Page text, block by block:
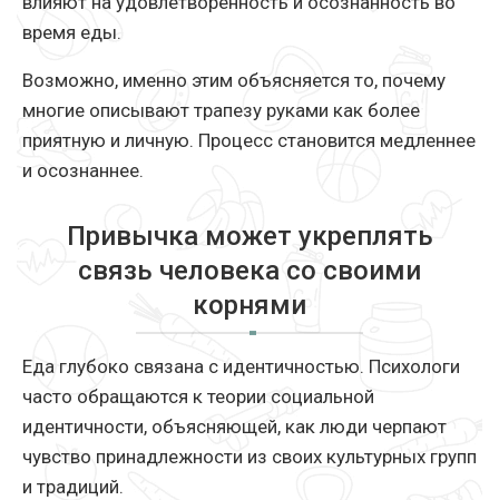
время еды.
Возможно, именно этим объясняется то, почему
многие описывают трапезу руками как более
приятную и личную. Процесс становится медленнее
и осознаннее.
Привычка может укреплять
связь человека со своими
корнями
Еда глубоко связана с идентичностью. Психологи
часто обращаются к теории социальной
идентичности, объясняющей, как люди черпают
чувство принадлежности из своих культурных групп
и традиций.